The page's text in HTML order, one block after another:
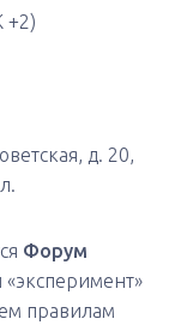
+2)
д. 20,
Форум
правилам